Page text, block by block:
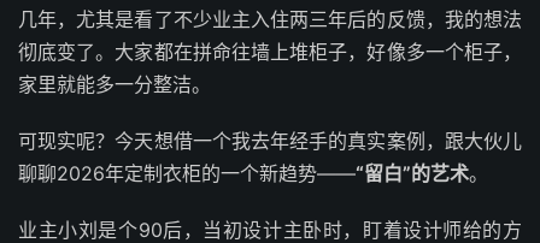
几年，尤其是看了不少业主入住两三年后的反馈，我的想法
彻底变了。大家都在拼命往墙上堆柜子，好像多一个柜子，
家里就能多一分整洁。
可现实呢？今天想借一个我去年经手的真实案例，跟大伙儿
聊聊2026年定制衣柜的一个新趋势——“留白”的艺术。
业主小刘是个90后，当初设计主卧时，盯着设计师给的方